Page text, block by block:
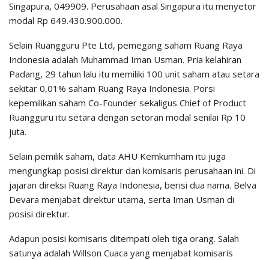
Singapura, 049909. Perusahaan asal Singapura itu menyetor
modal Rp 649.430.900.000.
Selain Ruangguru Pte Ltd, pemegang saham Ruang Raya
Indonesia adalah Muhammad Iman Usman. Pria kelahiran
Padang, 29 tahun lalu itu memiliki 100 unit saham atau setara
sekitar 0,01% saham Ruang Raya Indonesia. Porsi
kepemilikan saham Co-Founder sekaligus Chief of Product
Ruangguru itu setara dengan setoran modal senilai Rp 10
juta.
Selain pemilik saham, data AHU Kemkumham itu juga
mengungkap posisi direktur dan komisaris perusahaan ini. Di
jajaran direksi Ruang Raya Indonesia, berisi dua nama. Belva
Devara menjabat direktur utama, serta Iman Usman di
posisi direktur.
Adapun posisi komisaris ditempati oleh tiga orang. Salah
satunya adalah Willson Cuaca yang menjabat komisaris